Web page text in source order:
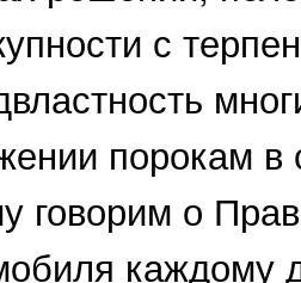
с
порокам в
говорим о
каждому